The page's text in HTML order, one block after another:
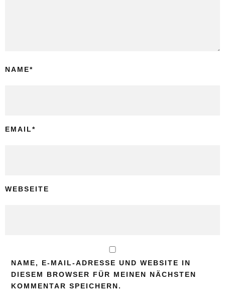
NAME*
EMAIL*
WEBSEITE
NAME, E-MAIL-ADRESSE UND WEBSITE IN
DIESEM BROWSER FÜR MEINEN NÄCHSTEN
KOMMENTAR SPEICHERN.